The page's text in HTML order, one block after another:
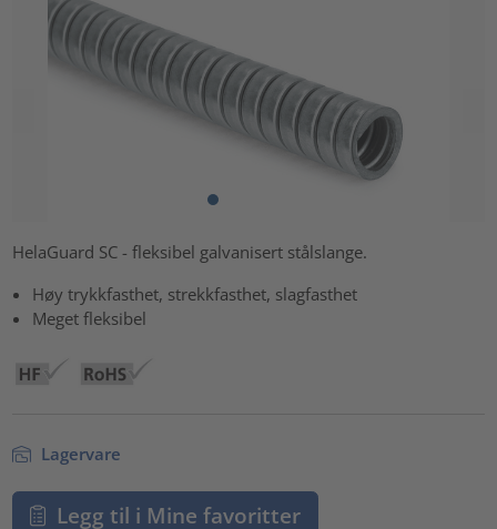
HelaGuard SC - fleksibel galvanisert stålslange.
Høy trykkfasthet, strekkfasthet, slagfasthet
Meget fleksibel
Lagervare
Legg til i Mine favoritter